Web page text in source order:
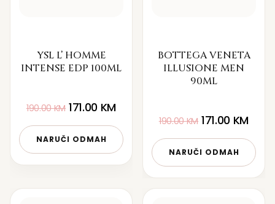
YSL L’ HOMME
INTENSE EDP 100ML
190.00KM 171.00 KM
NARUČI ODMAH
BOTTEGA VENETA
ILLUSIONE MEN
90ML
190.00KM 171.00 KM
NARUČI ODMAH